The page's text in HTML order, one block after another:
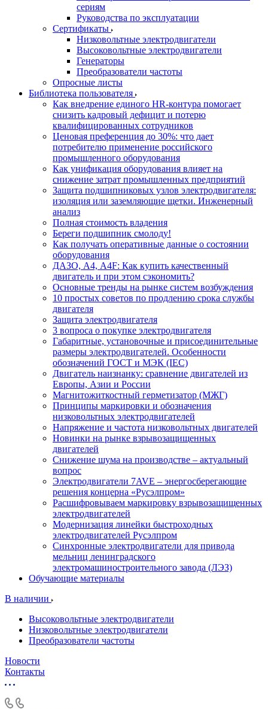
сериям
Руководства по эксплуатации
Сертификаты
Низковольтные электродвигатели
Высоковольтные электродвигатели
Генераторы
Преобразователи частоты
Опросные листы
Библиотека пользователя
Как внедрение единого HR-контура помогает
снизить кадровый дефицит и потерю
квалифицированных сотрудников
Ценовая преференция до 30%: что дает
потребителю применение российского
промышленного оборудования
Как унификация оборудования влияет на
снижение затрат промышленных предприятий
Защита подшипниковых узлов электродвигателя:
изоляция или заземляющие щетки. Инженерный
анализ
Полная стоимость владения
Береги подшипник смолоду!
Как получать оперативные данные о состоянии
оборудования
ДАЗО, А4, А4F: Как купить качественный
двигатель и при этом сэкономить?
Основные тренды на рынке систем возбуждения
10 простых советов по продлению срока службы
двигателя
Защита электродвигателя
3 вопроса о покупке электродвигателя
Габаритные, установочные и присоединительные
размеры электродвигателей. Особенности
обозначений ГОСТ и МЭК (IEC)
Двигатель наизнанку: сравнение двигателей из
Европы, Азии и России
Магнитожиткостный герметизатор (МЖГ)
Принципы маркировки и обозначения
низковольтных электродвигателей
Напряжение и частота низковольтных двигателей
Новинки на рынке взрывозащищенных
двигателей
Снижение шума на производстве – актуальный
вопрос
Электродвигатели 7AVE – энергосберегающие
решения концерна «Русэлпром»
Расшифровываем маркировку взрывозащищенных
электродвигателей
Модернизация линейки быстроходных
электродвигателей Русэлпром
Синхронные электродвигатели для привода
мельниц ленинградского
электромашиностроительного завода (ЛЭЗ)
Обучающие материалы
В наличии
Высоковольтные электродвигатели
Низковольтные электродвигатели
Преобразователи частоты
Новости
Контакты